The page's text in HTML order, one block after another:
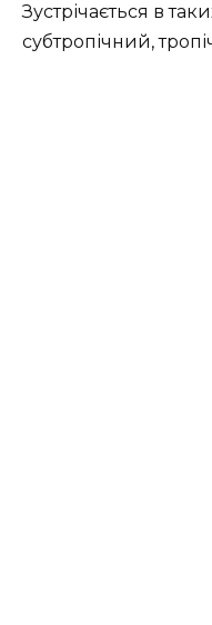
Зустрічається в
субтропічний,